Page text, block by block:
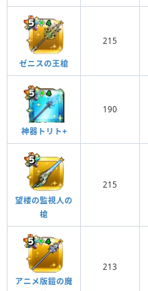
ゼニスの王槍
215
神器トリト+
190
望楼の監視人の
槍
215
アニメ版鎧の魔
213